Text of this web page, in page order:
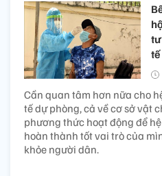
Cần quan tâm hơn nữa cho
tế dự phòng, cả về cơ sở vật
phương thức hoạt động để
hoàn thành tốt vai trò của
khỏe người dân.